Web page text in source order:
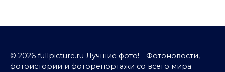
© 2026 fullpicture.ru Лучшие фото! - Фотоновости,
фотоистории и фоторепортажи со всего мира